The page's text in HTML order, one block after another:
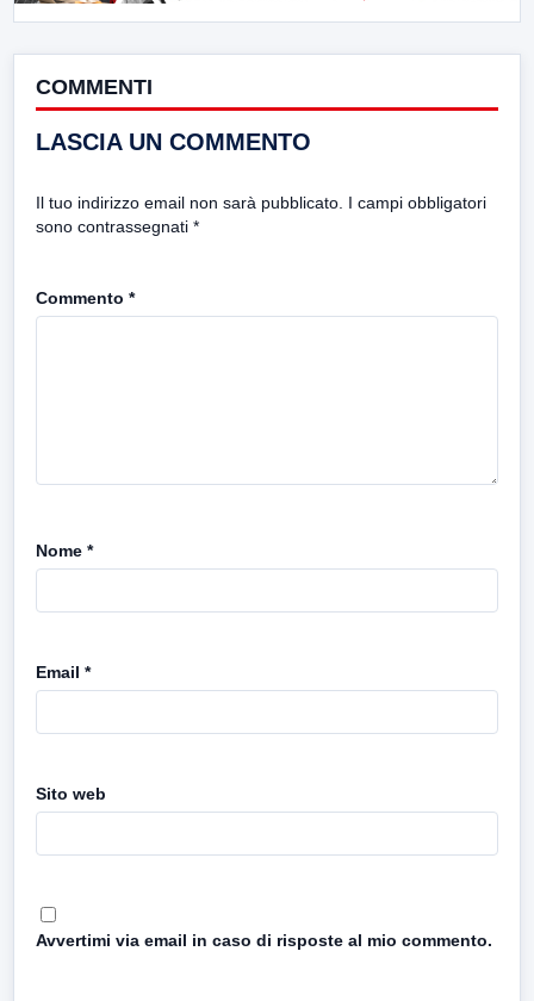
COMMENTI
LASCIA UN COMMENTO
Il tuo indirizzo email non sarà pubblicato. I campi obbligatori
sono contrassegnati *
Commento *
Nome *
Email *
Sito web
Avvertimi via email in caso di risposte al mio commento.